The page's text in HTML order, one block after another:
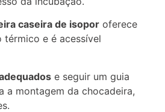
caseira de isopor oferece
térmico e é acessível
e seguir um guia
a montagem da chocadeira,